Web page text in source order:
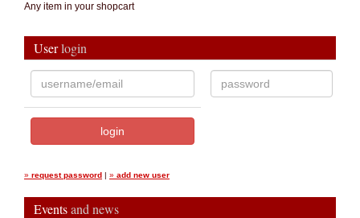
Any item in your shopcart
Userlogin
» request password | » add new user
Eventsand news